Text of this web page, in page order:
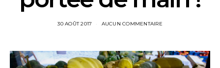
30 AOÛT 2017 AUCUN COMMENTAIRE